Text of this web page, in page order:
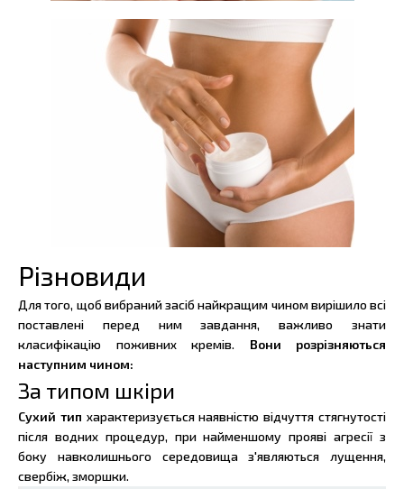
Різновиди
Для того, щоб вибраний засіб найкращим чином вирішило всі
поставлені перед ним завдання, важливо знати
класифікацію поживних кремів. Вони розрізняються
наступним чином:
За типом шкіри
Сухий тип характеризується наявністю відчуття стягнутості
після водних процедур, при найменшому прояві агресії з
боку навколишнього середовища з'являються лущення,
свербіж, зморшки.